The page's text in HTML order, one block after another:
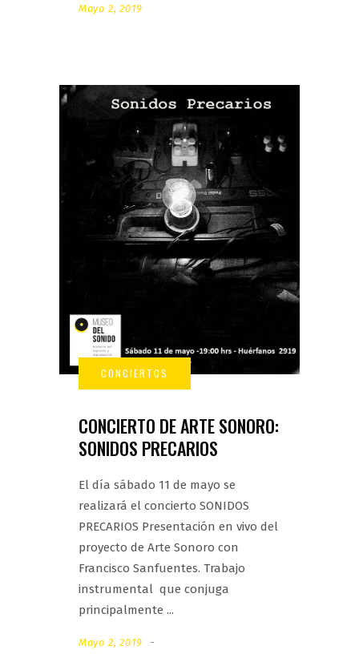
Mayo 2, 2019
CONCIERTO DE ARTE SONORO:
SONIDOS PRECARIOS
El día sábado 11 de mayo se
realizará el concierto SONIDOS
PRECARIOS Presentación en vivo del
proyecto de Arte Sonoro con
Francisco Sanfuentes. Trabajo
instrumental que conjuga
principalmente
Mayo 2, 2019